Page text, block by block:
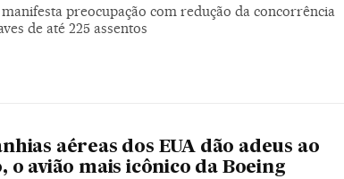
preocupação com redução da concorrência
de até 225 assentos
aéreas dos EUA dão adeus ao
o avião mais icônico da Boeing